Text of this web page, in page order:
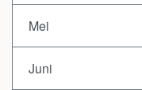
Mei
Juni